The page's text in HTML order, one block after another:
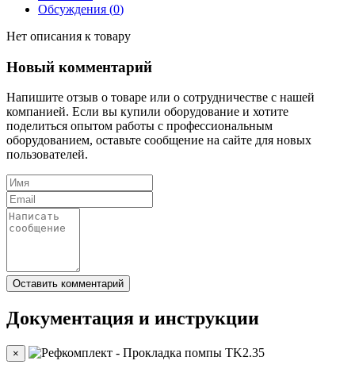
Обсуждения (0)
Нет описания к товару
Новый комментарий
Напишите отзыв о товаре или о сотрудничестве с нашей
компанией. Если вы купили оборудование и хотите
поделиться опытом работы с профессиональным
оборудованием, оставьте сообщение на сайте для новых
пользователей.
Документация и инструкции
×